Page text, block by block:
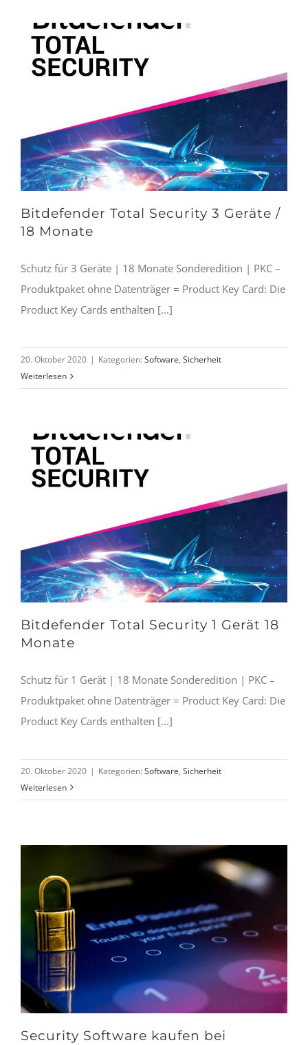
Bitdefender Total Security 3 Geräte /
18 Monate
Schutz für 3 Geräte | 18 Monate Sonderedition | PKC –
Produktpaket ohne Datenträger = Product Key Card: Die
Product Key Cards enthalten [...]
20. Oktober 2020 | Kategorien: Software, Sicherheit
Weiterlesen
Bitdefender Total Security 1 Gerät 18
Monate
Schutz für 1 Gerät | 18 Monate Sonderedition | PKC –
Produktpaket ohne Datenträger = Product Key Card: Die
Product Key Cards enthalten [...]
20. Oktober 2020 | Kategorien: Software, Sicherheit
Weiterlesen
Security Software kaufen bei